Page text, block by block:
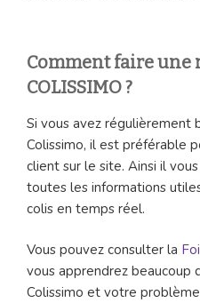
Comment faire une
COLISSIMO ?
Si vous avez régulièrement
Colissimo, il est préférable
client sur le site. Ainsi il
toutes les informations
colis en temps réel.
Vous pouvez consulter la
vous apprendrez beaucoup
Colissimo et votre